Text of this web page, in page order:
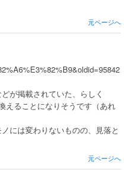
元ページへ
が掲載されていた、らしく
えることになりそうです（あれ
には変わりないものの、見落と
元ページへ